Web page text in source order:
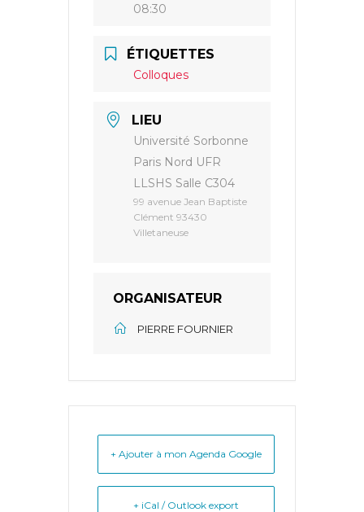
08:30
ÉTIQUETTES
Colloques
LIEU
Université Sorbonne
Paris Nord UFR
LLSHS Salle C304
99 avenue Jean Baptiste
Clément 93430
Villetaneuse
ORGANISATEUR
PIERRE FOURNIER
+ Ajouter à mon Agenda Google
+ iCal / Outlook export